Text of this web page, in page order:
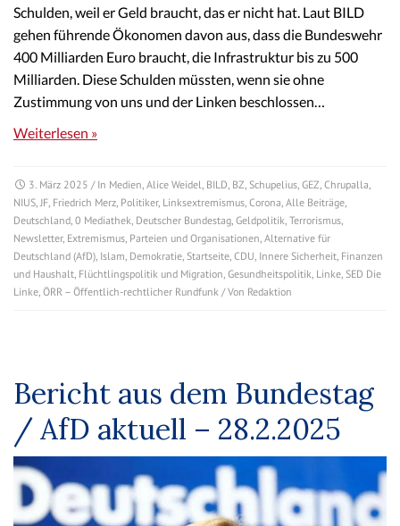
Schulden, weil er Geld braucht, das er nicht hat. Laut BILD
gehen führende Ökonomen davon aus, dass die Bundeswehr
400 Milliarden Euro braucht, die Infrastruktur bis zu 500
Milliarden. Diese Schulden müssten, wenn sie ohne
Zustimmung von uns und der Linken beschlossen…
Weiterlesen »
3. März 2025 / In Medien, Alice Weidel, BILD, BZ, Schupelius, GEZ, Chrupalla,
NIUS,JF, Friedrich Merz, Politiker, Linksextremismus, Corona, Alle Beiträge,
Deutschland, 0 Mediathek, Deutscher Bundestag, Geldpolitik, Terrorismus,
Newsletter, Extremismus, Parteien und Organisationen, Alternative für
Deutschland (AfD), Islam, Demokratie, Startseite, CDU, Innere Sicherheit, Finanzen
und Haushalt, Flüchtlingspolitik und Migration, Gesundheitspolitik, Linke, SED Die
Linke, ÖRR – Öffentlich-rechtlicher Rundfunk / Von Redaktion
Bericht aus dem Bundestag
/ AfD aktuell – 28.2.2025